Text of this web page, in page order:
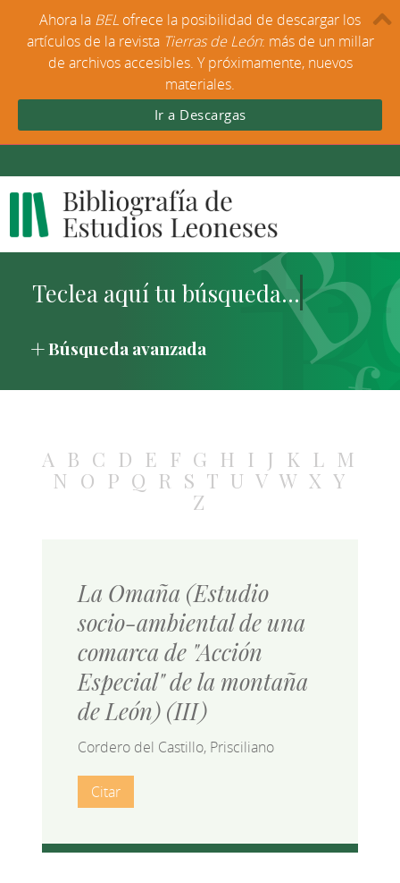
Búsqueda avanzada
A B C D E F G H I J K L M
N O P Q R S T U V W X Y
Z
La Omaña (Estudio
socio-ambiental de una
comarca de "Acción
Especial" de la montaña
de León) (III)
Cordero del Castillo, Prisciliano
Citar
Ahora la BEL ofrece la posibilidad de descargar los
artículos de la revista Tierras de León: más de un millar
de archivos accesibles. Y próximamente, nuevos
materiales.
Ir a Descargas